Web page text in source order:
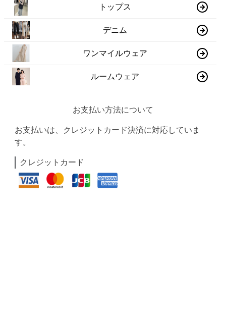
トップス
デニム
ワンマイルウェア
ルームウェア
お支払い方法について
お支払いは、クレジットカード決済に対応していま
す。
クレジットカード